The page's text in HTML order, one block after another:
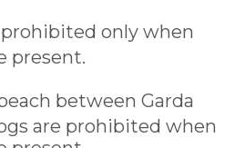
only when
present.
between Garda
are prohibited when